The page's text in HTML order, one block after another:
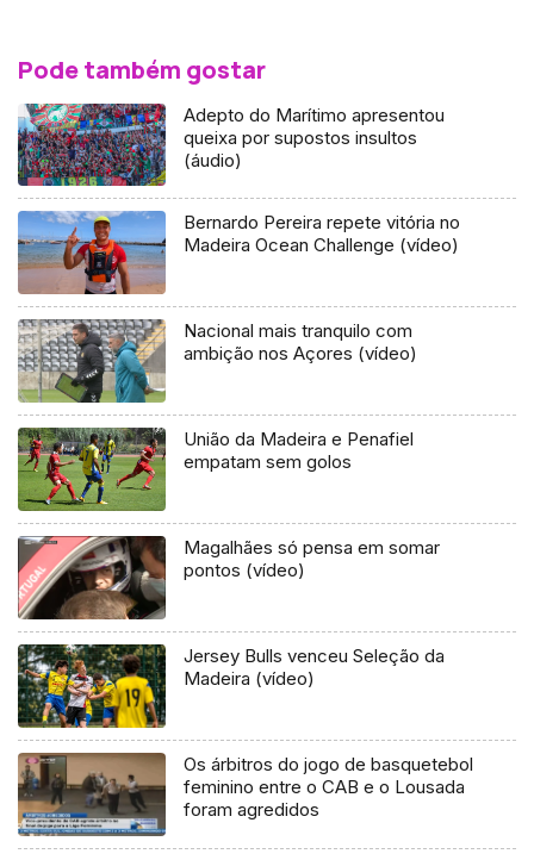
Pode também gostar
Adepto do Marítimo apresentou
queixa por supostos insultos
(áudio)
Bernardo Pereira repete vitória no
Madeira Ocean Challenge (vídeo)
Nacional mais tranquilo com
ambição nos Açores (vídeo)
União da Madeira e Penafiel
empatam sem golos
Magalhães só pensa em somar
pontos (vídeo)
Jersey Bulls venceu Seleção da
Madeira (vídeo)
Os árbitros do jogo de basquetebol
feminino entre o CAB e o Lousada
foram agredidos